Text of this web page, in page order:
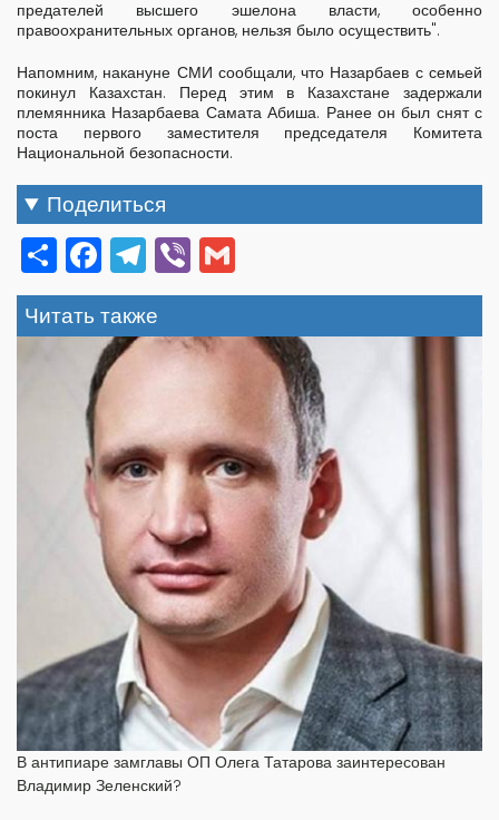
предателей высшего эшелона власти, особенно
правоохранительных органов, нельзя было осуществить".
Напомним, накануне СМИ сообщали, что Назарбаев с семьей
покинул Казахстан. Перед этим в Казахстане задержали
племянника Назарбаева Самата Абиша. Ранее он был снят с
поста первого заместителя председателя Комитета
Национальной безопасности.
Поделиться
Share
Facebook
Telegram
Viber
Читать также
В антипиаре замглавы ОП Олега Татарова заинтересован
Владимир Зеленский?